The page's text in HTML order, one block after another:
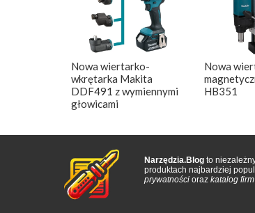
Nowa wiertarko-
wkrętarka Makita
DDF491 z wymiennymi
głowicami
Nowa
HB351
Narzędzia.Blog to
produktach najbardziej
prywatności oraz katalog firm